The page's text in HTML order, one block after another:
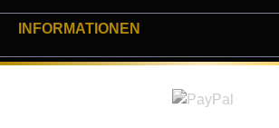
INFORMATIONEN